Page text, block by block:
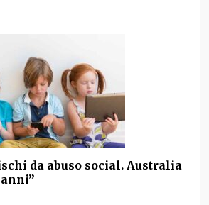
da abuso social. Australia